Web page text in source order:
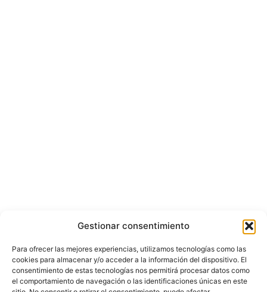
Gestionar consentimiento
Para ofrecer las mejores experiencias, utilizamos tecnologías como las
cookies para almacenar y/o acceder a la información del dispositivo. El
consentimiento de estas tecnologías nos permitirá procesar datos como
el comportamiento de navegación o las identificaciones únicas en este